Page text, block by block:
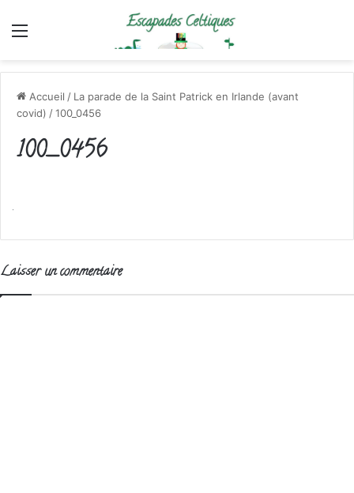
Menu
Accueil / La parade de la Saint Patrick en Irlande (avant
covid) /100_0456
100_0456
Laisser un commentaire